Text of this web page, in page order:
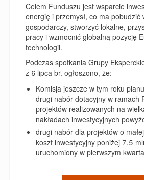
Celem Funduszu jest wsparcie
energię i przemysł, co ma pobudzić
gospodarczy, stworzyć lokalne,
pracy i wzmocnić globalną pozycję
technologii.
Podczas spotkania Grupy
z 6 lipca br. ogłoszono, że:
Komisja jeszcze w tym roku
drugi nabór dotacyjny w ramach
projektów realizowanych na
nakładach inwestycyjnych
drugi nabór dla projektów o
koszt inwestycyjny poniżej 7,5
uruchomiony w pierwszym